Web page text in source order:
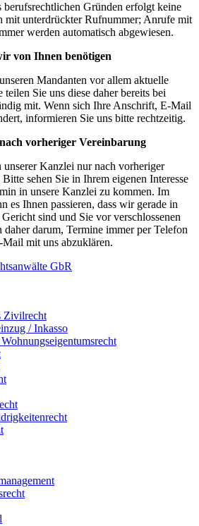
berufsrechtlichen Gründen erfolgt keine
mit unterdrückter Rufnummer; Anrufe mit
werden automatisch abgewiesen.
von Ihnen benötigen
Mandanten vor allem aktuelle
Sie uns diese daher bereits bei
mit. Wenn sich Ihre Anschrift, E-Mail
informieren Sie uns bitte rechtzeitig.
vorheriger Vereinbarung
unserer Kanzlei nur nach vorheriger
sehen Sie in Ihrem eigenen Interesse
in unsere Kanzlei zu kommen. Im
es Ihnen passieren, dass wir gerade in
sind und Sie vor verschlossenen
darum, Termine immer per Telefon
Mail mit uns abzuklären.
Zivilrecht
/ Inkasso